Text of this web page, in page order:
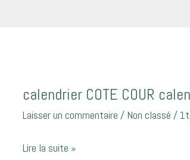
calendrier COTE COUR
Laisser un commentaire / Non classé /
calendrier
COTE
calendrier
Lire la suite »